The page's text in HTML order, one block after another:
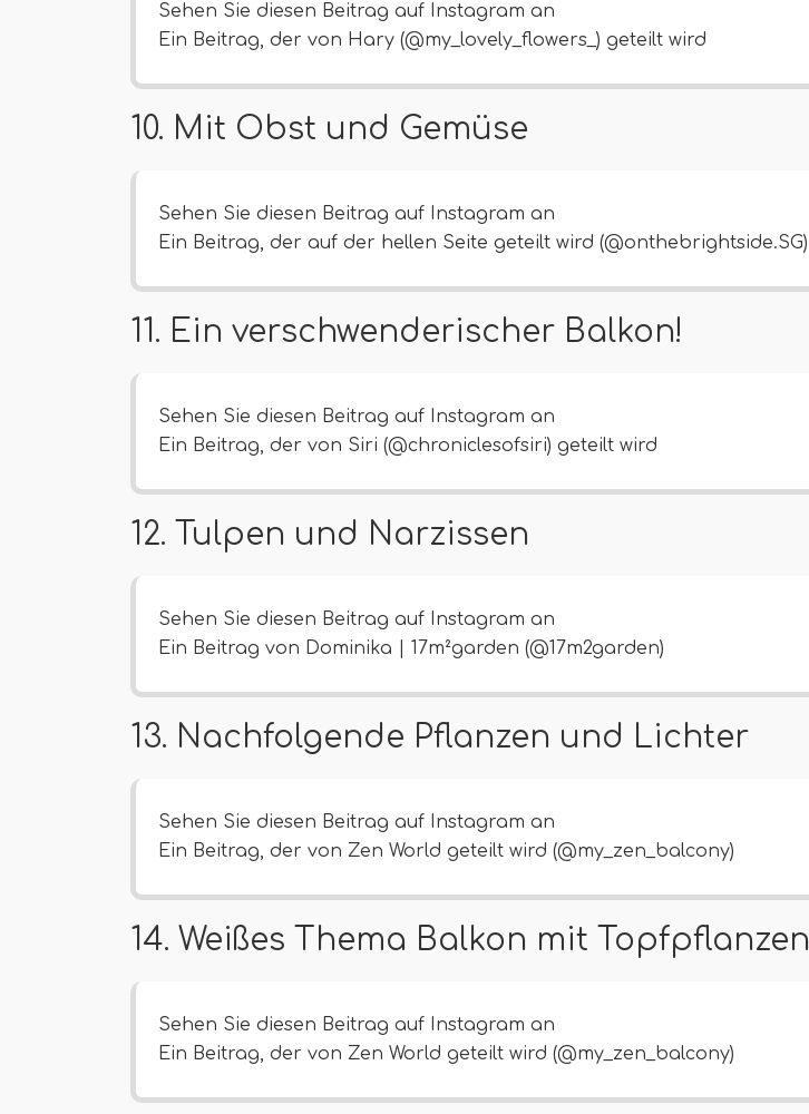
Sehen Sie diesen Beitrag auf Instagram an
Ein Beitrag, der von Hary (@my_lovely_flowers_) geteilt wird
10. Mit Obst und Gemüse
Sehen Sie diesen Beitrag auf Instagram an
Ein Beitrag, der auf der hellen Seite geteilt wird (@onthebrightside.SG)
11. Ein verschwenderischer Balkon!
Sehen Sie diesen Beitrag auf Instagram an
Ein Beitrag, der von Siri (@chroniclesofsiri) geteilt wird
12. Tulpen und Narzissen
Sehen Sie diesen Beitrag auf Instagram an
Ein Beitrag von Dominika | 17m²garden (@17m2garden)
13. Nachfolgende Pflanzen und Lichter
Sehen Sie diesen Beitrag auf Instagram an
Ein Beitrag, der von Zen World geteilt wird (@my_zen_balcony)
14. Weißes Thema Balkon mit Topfpflanzen
Sehen Sie diesen Beitrag auf Instagram an
Ein Beitrag, der von Zen World geteilt wird (@my_zen_balcony)